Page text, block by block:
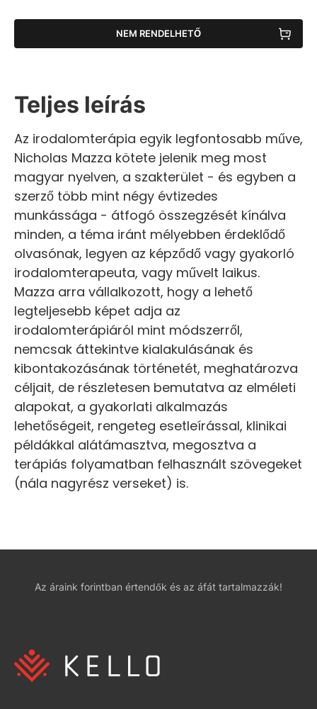
NEM RENDELHETŐ
Teljes leírás
Az irodalomterápia egyik legfontosabb műve,
Nicholas Mazza kötete jelenik meg most
magyar nyelven, a szakterület - és egyben a
szerző több mint négy évtizedes
munkássága - átfogó összegzését kínálva
minden, a téma iránt mélyebben érdeklődő
olvasónak, legyen az képződő vagy gyakorló
irodalomterapeuta, vagy művelt laikus.
Mazza arra vállalkozott, hogy a lehető
legteljesebb képet adja az
irodalomterápiáról mint módszerről,
nemcsak áttekintve kialakulásának és
kibontakozásának történetét, meghatározva
céljait, de részletesen bemutatva az elméleti
alapokat, a gyakorlati alkalmazás
lehetőségeit, rengeteg esetleírással, klinikai
példákkal alátámasztva, megosztva a
terápiás folyamatban felhasznált szövegeket
(nála nagyrész verseket) is.
Az áraink forintban értendők és az áfát tartalmazzák!